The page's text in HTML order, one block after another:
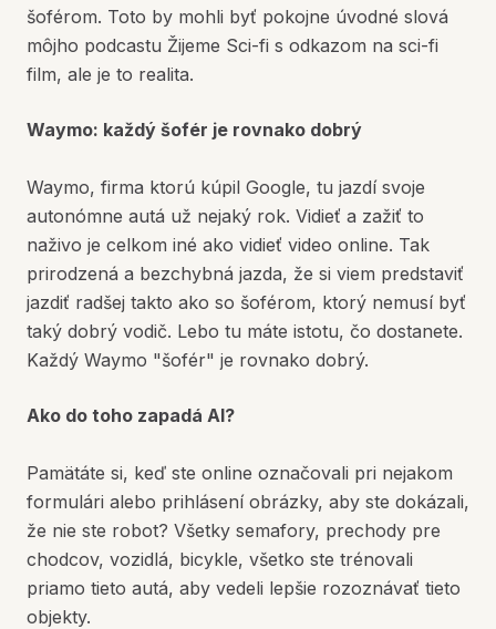
šoférom. Toto by mohli byť pokojne úvodné slová
môjho podcastu Žijeme Sci-fi s odkazom na sci-fi
film, ale je to realita.
Waymo: každý šofér je rovnako dobrý
Waymo, firma ktorú kúpil Google, tu jazdí svoje
autonómne autá už nejaký rok. Vidieť a zažiť to
naživo je celkom iné ako vidieť video online. Tak
prirodzená a bezchybná jazda, že si viem predstaviť
jazdiť radšej takto ako so šoférom, ktorý nemusí byť
taký dobrý vodič. Lebo tu máte istotu, čo dostanete.
Každý Waymo "šofér" je rovnako dobrý.
Ako do toho zapadá AI?
Pamätáte si, keď ste online označovali pri nejakom
formulári alebo prihlásení obrázky, aby ste dokázali,
že nie ste robot? Všetky semafory, prechody pre
chodcov, vozidlá, bicykle, všetko ste trénovali
priamo tieto autá, aby vedeli lepšie rozoznávať tieto
objekty.